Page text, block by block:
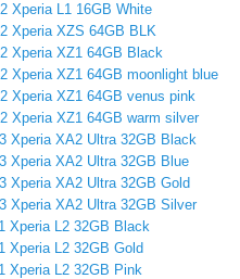
Xperia L1 16GB White
Xperia XZS 64GB BLK
Xperia XZ1 64GB Black
Xperia XZ1 64GB moonlight blue
Xperia XZ1 64GB venus pink
Xperia XZ1 64GB warm silver
Xperia XA2 Ultra 32GB Black
Xperia XA2 Ultra 32GB Blue
Xperia XA2 Ultra 32GB Gold
Xperia XA2 Ultra 32GB Silver
Xperia L2 32GB Black
Xperia L2 32GB Gold
Xperia L2 32GB Pink